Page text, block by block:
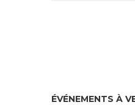
ÉVÉNEMENTS À